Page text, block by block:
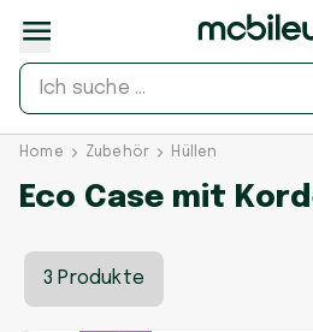
Home Zubehör Hüllen
Eco Case mit
3 Produkte